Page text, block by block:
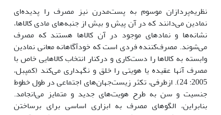
نظریه‌پردازان موسوم به پست‌مدرن نیز مصرف را پدیده‌ای
نمادین می‌دانند که در آن پیش و بیش از جنبه‌های مادی کالاها،
نشانه‌ها و نمادهای موجود در آن کالاها هستند که مصرف
می‌شوند. مصرف‌کننده فردی است که خودآگاهانه معانی نمادین
وابسته به کالاها را دست‌کاری و درکنار انتخاب کالاهایی خاص با
مصرف آنها عقیده یا هویتی را خلق و نگهداری می‌کند (کمپبل،
2005: 24). ازطرفی، تکثر زیست‌جهان‌های اجتماعی در طول خطوط
جنسیت و سن به طرح هویت‌های جدید و متمایز می‌انجامد.
بنابراین، الگو‌های مصرف به ابزاری اساسی برای برساختن